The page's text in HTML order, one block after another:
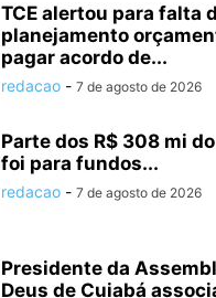
TCE alertou para falta
planejamento
pagar acordo de...
redacao - 7 de agosto de 2026
Parte dos R$ 308 mi
foi para fundos...
redacao - 7 de agosto de 2026
Presidente da
Deus de Cuiabá